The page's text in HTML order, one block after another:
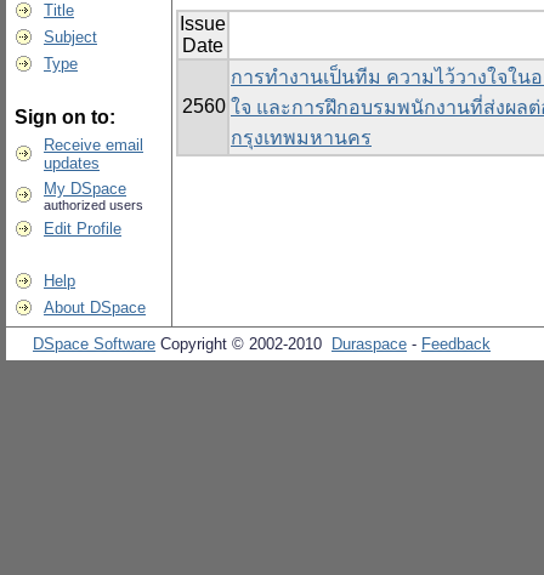
Title
Subject
Type
Sign on to:
Receive email
updates
My DSpace
authorized users
Edit Profile
Help
About DSpace
Issue
Date
2560
การทำงานเป็นทีม ความไว้วางใจใ
ใจ และการฝึกอบรมพนักงานที่ส่งผล
กรุงเทพมหานคร
DSpace Software Copyright © 2002-2010 Duraspace - Feedback